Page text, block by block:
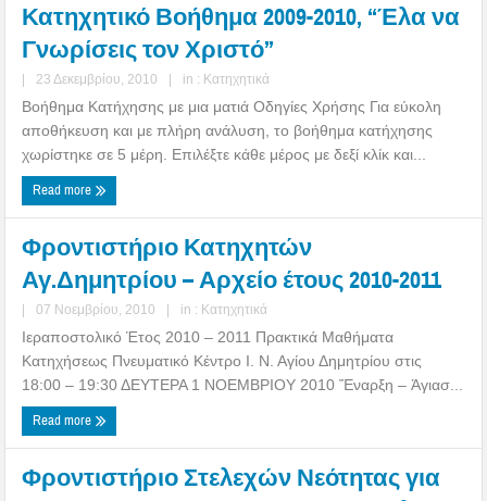
Κατηχητικό Βοήθημα 2009-2010, “Έλα να
Γνωρίσεις τον Χριστό”
| 23 Δεκεμβρίου, 2010 | in : Κατηχητικά
Βοήθημα Κατήχησης με μια ματιά Οδηγίες Χρήσης Για εύκολη
αποθήκευση και με πλήρη ανάλυση, το βοήθημα κατήχησης
χωρίστηκε σε 5 μέρη. Επιλέξτε κάθε μέρος με δεξί κλίκ και...
Read more
Φροντιστήριο Κατηχητών
Αγ.Δημητρίου – Αρχείο έτους 2010-2011
| 07 Νοεμβρίου, 2010 | in : Κατηχητικά
Ιεραποστολικό Έτος 2010 – 2011 Πρακτικά Μαθήματα
Κατηχήσεως Πνευματικό Κέντρο Ι. Ν. Αγίου Δημητρίου στις
18:00 – 19:30 ΔΕΥΤΕΡΑ 1 ΝΟΕΜΒΡΙΟΥ 2010 Ἔναρξη – Ἁγιασ...
Read more
Φροντιστήριο Στελεχών Νεότητας για